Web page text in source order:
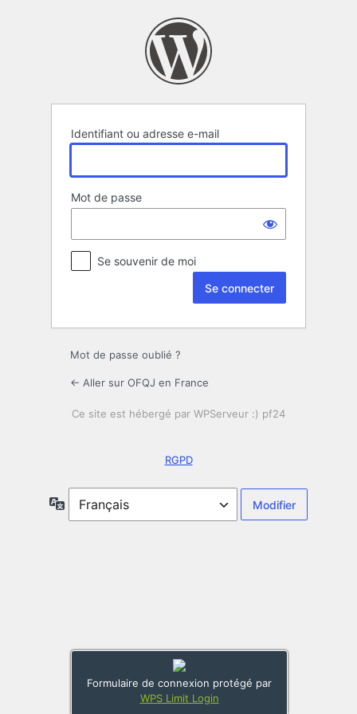
Identifiant ou adresse e-mail
Mot de passe
Formulaire de connexion protégé par
WPS Limit Login
Se souvenir de moi
Mot de passe oublié ?
← Aller sur OFQJ en France
RGPD
Langue